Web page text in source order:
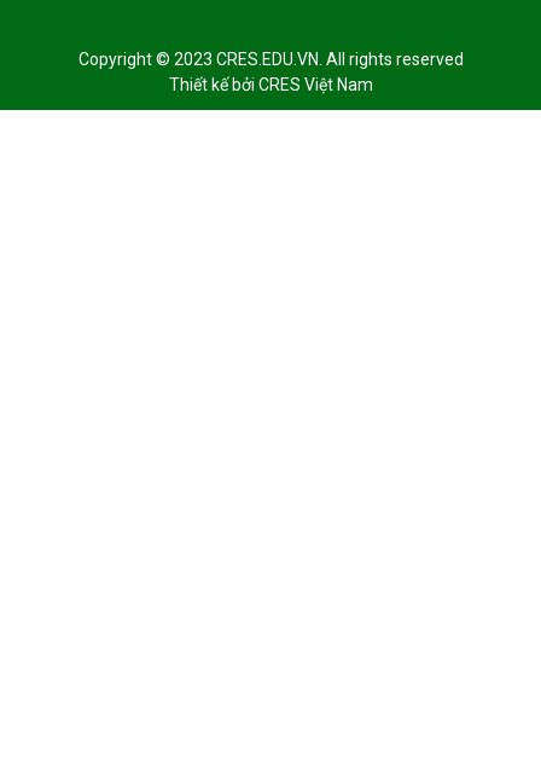
Copyright © 2023 CRES.EDU.VN. All rights reserved
Thiết kế bởi CRES Việt Nam